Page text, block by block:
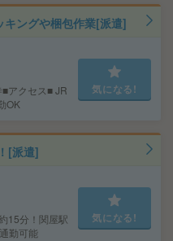
ングや梱包作業[派遣]
アクセス■ JR
OK
気になる!
[派遣]
15分！関屋駅
勤可能
気になる!